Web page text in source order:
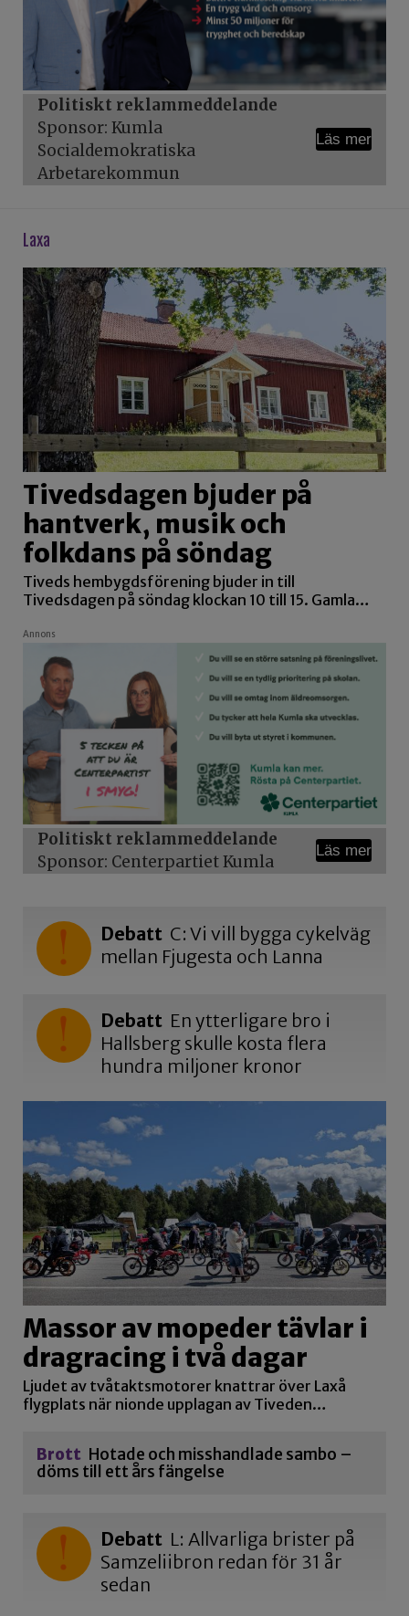
Politiskt reklammeddelande
Sponsor: Kumla
Socialdemokratiska
Arbetarekommun
Läs mer
laxa
Tivedsdagen bjuder på
hantverk, musik och
folkdans på söndag
Tiveds hembygdsförening bjuder in till
Tivedsdagen på söndag klockan 10 till 15. Gamla…
Annons
Politiskt reklammeddelande
Sponsor: Centerpartiet Kumla
Läs mer
Debatt C: Vi vill bygga cykelväg
mellan Fjugesta och Lanna
Debatt En ytterligare bro i
Hallsberg skulle kosta flera
hundra miljoner kronor
Massor av mopeder tävlar i
dragracing i två dagar
Ljudet av tvåtaktsmotorer knattrar över Laxå
flygplats när nionde upplagan av Tiveden…
Brott Hotade och misshandlade sambo –
döms till ett års fängelse
Debatt L: Allvarliga brister på
Samzeliibron redan för 31 år
sedan